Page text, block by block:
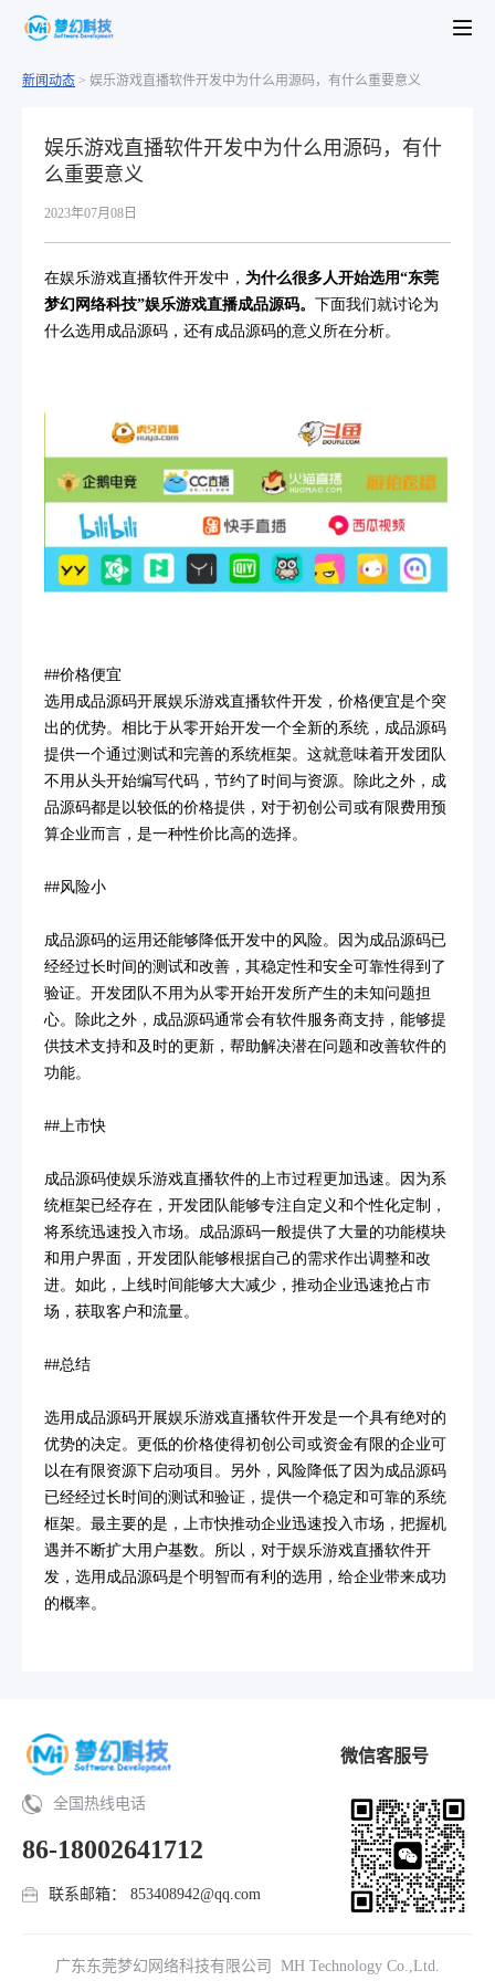
新闻动态 > 娱乐游戏直播软件开发中为什么用源码，有什么重要意义
娱乐游戏直播软件开发中为什么用源码，有什
么重要意义
2023年07月08日
在娱乐游戏直播软件开发中， 为什么很多人开始选用“东莞
梦幻网络科技”娱乐游戏直播成品源码。 下面我们就讨论为
什么选用成品源码，还有成品源码的意义所在分析。
##价格便宜
选用成品源码开展娱乐游戏直播软件开发，价格便宜是个突
出的优势。相比于从零开始开发一个全新的系统，成品源码
提供一个通过测试和完善的系统框架。这就意味着开发团队
不用从头开始编写代码，节约了时间与资源。除此之外，成
品源码都是以较低的价格提供，对于初创公司或有限费用预
算企业而言，是一种性价比高的选择。
##风险小
成品源码的运用还能够降低开发中的风险。因为成品源码已
经经过长时间的测试和改善，其稳定性和安全可靠性得到了
验证。开发团队不用为从零开始开发所产生的未知问题担
心。除此之外，成品源码通常会有软件服务商支持，能够提
供技术支持和及时的更新，帮助解决潜在问题和改善软件的
功能。
##上市快
成品源码使娱乐游戏直播软件的上市过程更加迅速。因为系
统框架已经存在，开发团队能够专注自定义和个性化定制，
将系统迅速投入市场。成品源码一般提供了大量的功能模块
和用户界面，开发团队能够根据自己的需求作出调整和改
进。如此，上线时间能够大大减少，推动企业迅速抢占市
场，获取客户和流量。
##总结
选用成品源码开展娱乐游戏直播软件开发是一个具有绝对的
优势的决定。更低的价格使得初创公司或资金有限的企业可
以在有限资源下启动项目。另外，风险降低了因为成品源码
已经经过长时间的测试和验证，提供一个稳定和可靠的系统
框架。最主要的是，上市快推动企业迅速投入市场，把握机
遇并不断扩大用户基数。所以，对于娱乐游戏直播软件开
发，选用成品源码是个明智而有利的选用，给企业带来成功
的概率。
全国热线电话
86-18002641712
联系邮箱： 853408942@qq.com
微信客服号
广东东莞梦幻网络科技有限公司 MH Technology Co.,Ltd.